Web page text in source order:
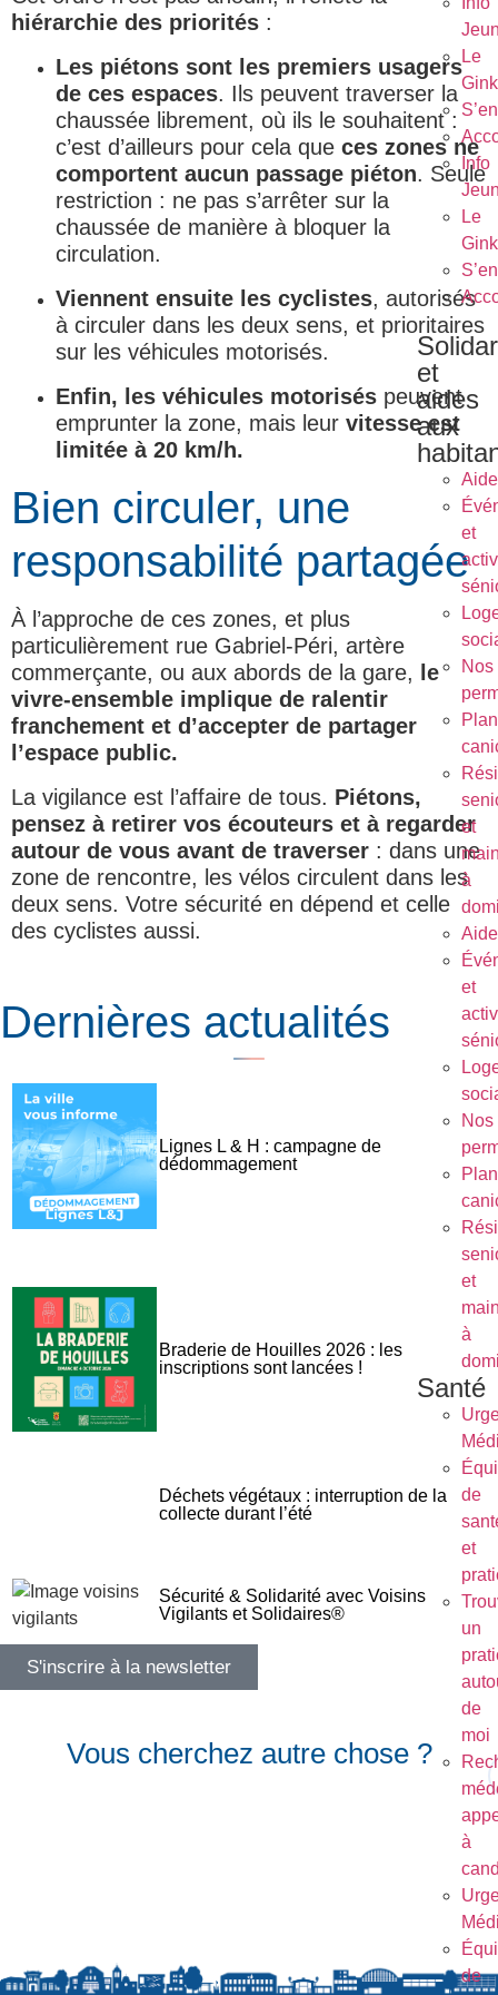
Le
Info
Le
et
aides
aux
et
Nos
Plan
et
à
et
Nos
Plan
et
à
Santé
de
et
un
de
moi
à
de
hiérarchie des priorités :
Les piétons sont les premiers usagers
de ces espaces. Ils peuvent traverser la
chaussée librement, où ils le souhaitent :
c’est d’ailleurs pour cela que ces zones ne
comportent aucun passage piéton. Seule
restriction : ne pas s’arrêter sur la
chaussée de manière à bloquer la
circulation.
Viennent ensuite les cyclistes, autorisés
à circuler dans les deux sens, et prioritaires
sur les véhicules motorisés.
Enfin, les véhicules motorisés peuvent
emprunter la zone, mais leur vitesse est
limitée à 20 km/h.
Bien circuler, une
responsabilité partagée
À l’approche de ces zones, et plus
particulièrement rue Gabriel-Péri, artère
commerçante, ou aux abords de la gare, le
vivre-ensemble implique de ralentir
franchement et d’accepter de partager
l’espace public.
La vigilance est l’affaire de tous. Piétons,
pensez à retirer vos écouteurs et à regarder
autour de vous avant de traverser : dans une
zone de rencontre, les vélos circulent dans les
deux sens. Votre sécurité en dépend et celle
des cyclistes aussi.
Dernières actualités
Lignes L & H : campagne de
dédommagement
Braderie de Houilles 2026 : les
inscriptions sont lancées !
Déchets végétaux : interruption de la
collecte durant l’été
Sécurité & Solidarité avec Voisins
Vigilants et Solidaires®
S'inscrire à la newsletter
Vous cherchez autre chose ?